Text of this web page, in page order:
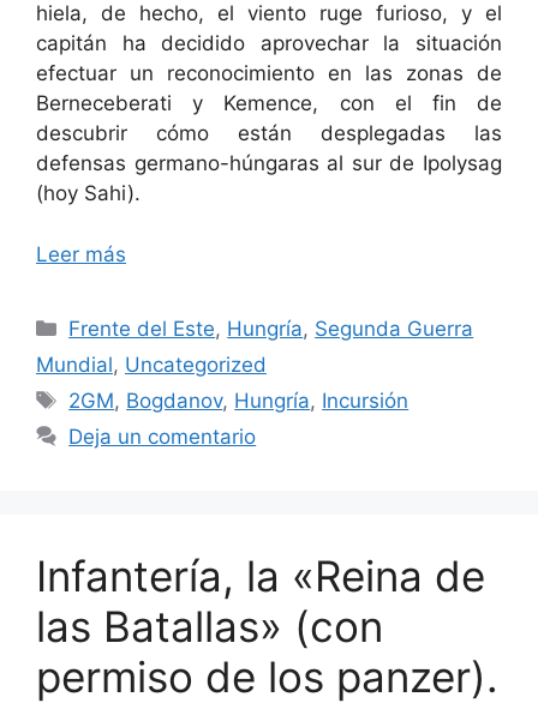
hiela, de hecho, el viento ruge furioso, y el
capitán ha decidido aprovechar la situación
efectuar un reconocimiento en las zonas de
Berneceberati y Kemence, con el fin de
descubrir cómo están desplegadas las
defensas germano-húngaras al sur de Ipolysag
(hoy Sahi).
Leer más
Categorías
Frente del Este, Hungría, Segunda Guerra
Mundial, Uncategorized
Etiquetas
2GM, Bogdanov, Hungría, Incursión
Deja un comentario
Infantería, la «Reina de
las Batallas» (con
permiso de los panzer).